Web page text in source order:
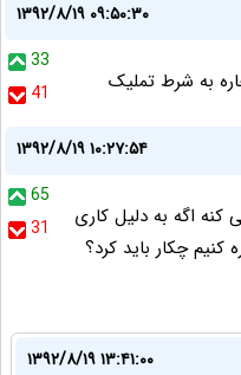
۱۳۹۲/۸/۱۹ ۰۹:۵۰:۳۰
33
41
به شرط تملیک
۱۳۹۲/۸/۱۹ ۱۰:۲۷:۵۴
65
31
کنه اگه به دلیل کاری
یکی 2 ماه اجاره کنیم چکار باید کرد؟
۱۳۹۲/۸/۱۹ ۱۳:۴۱:۰۰